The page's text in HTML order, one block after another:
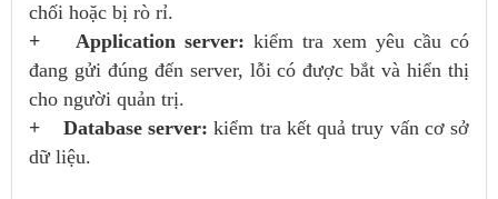
chối hoặc bị rò rỉ.
+ Application server: kiểm tra xem yêu cầu có
đang gửi đúng đến server, lỗi có được bắt và hiển thị
cho người quản trị.
+ Database server: kiểm tra kết quả truy vấn cơ sở
dữ liệu.